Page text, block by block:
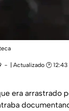
| Actualizado 🕑 12:43
era arrastrado